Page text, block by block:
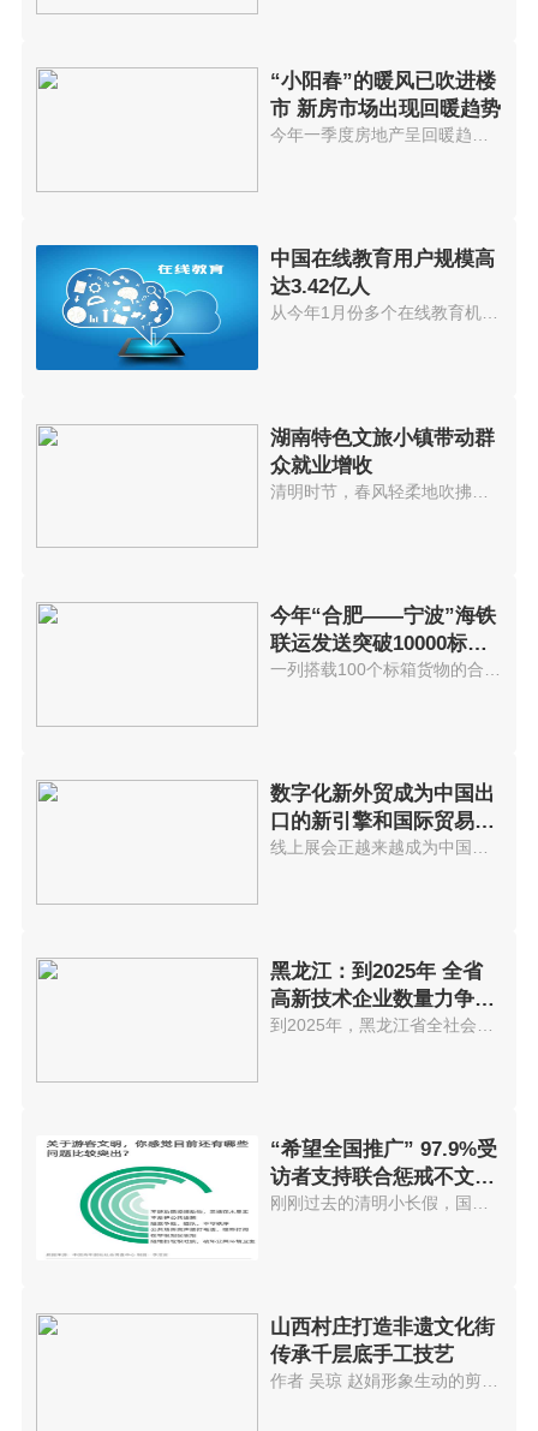
“小阳春”的暖风已吹进楼
市 新房市场出现回暖趋势
今年一季度房地产呈回暖趋势进入...
中国在线教育用户规模高
达3.42亿人
从今年1月份多个在线教育机构因...
湖南特色文旅小镇带动群
众就业增收
今年“合肥——宁波”海铁
联运发送突破10000标准
箱 发送箱
数字化新外贸成为中国出
口的新引擎和国际贸易发
展不可逆
黑龙江：到2025年 全省
高新技术企业数量力争突
破5000家
“希望全国推广” 97.9%受
访者支持联合惩戒不文明
游客
山西村庄打造非遗文化街
传承千层底手工技艺
作者 吴琼 赵娟形象生动的剪纸...